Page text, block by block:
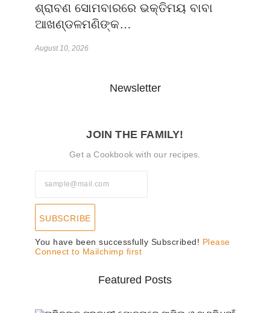
ଶ୍ରାବଣ ସୋମବାରରେ ଭକ୍ତିମୟ ବାବା
ଆଖଣ୍ଡଳମଣିଙ୍କ…
August 10, 2026
Newsletter
JOIN THE FAMILY!
Get a Cookbook with our recipes.
SUBSCRIBE
You have been successfully Subscribed! Please
Connect to Mailchimp first
Featured Posts